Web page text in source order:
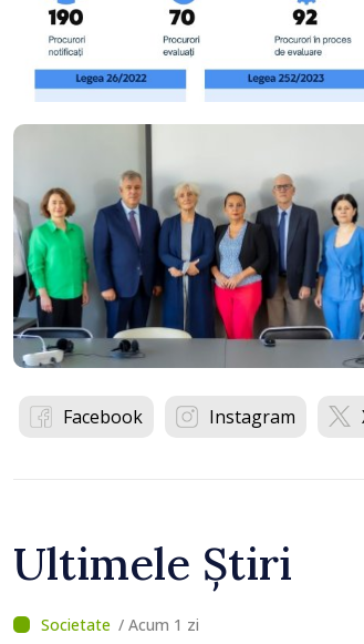
Facebook Instagram
Ultimele Știri
/ Acum 1 zi